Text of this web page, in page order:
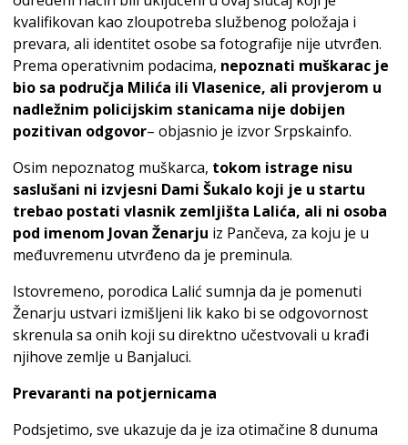
kvalifikovan kao zloupotreba službenog položaja i
prevara, ali identitet osobe sa fotografije nije utvrđen.
Prema operativnim podacima, nepoznati muškarac je
bio sa područja Milića ili Vlasenice, ali provjerom u
nadležnim policijskim stanicama nije dobijen
pozitivan odgovor– objasnio je izvor Srpskainfo.
Osim nepoznatog muškarca, tokom istrage nisu
saslušani ni izvjesni Dami Šukalo koji je u startu
trebao postati vlasnik zemljišta Lalića, ali ni osoba
pod imenom Jovan Ženarju iz Pančeva, za koju je u
međuvremenu utvrđeno da je preminula.
Istovremeno, porodica Lalić sumnja da je pomenuti
Ženarju ustvari izmišljeni lik kako bi se odgovornost
skrenula sa onih koji su direktno učestvovali u krađi
njihove zemlje u Banjaluci.
Prevaranti na potjernicama
Podsjetimo, sve ukazuje da je iza otimačine 8 dunuma